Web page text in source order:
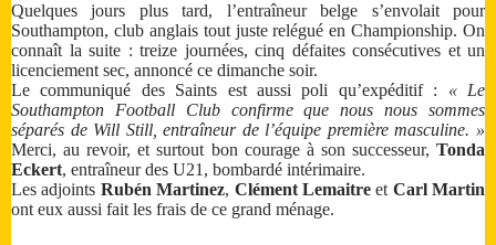
Quelques jours plus tard, l’entraîneur belge s’envolait pour
Southampton, club anglais tout juste relégué en Championship. On
connaît la suite : treize journées, cinq défaites consécutives et un
licenciement sec, annoncé ce dimanche soir.
Le communiqué des Saints est aussi poli qu’expéditif : « Le
Southampton Football Club confirme que nous nous sommes
séparés de Will Still, entraîneur de l’équipe première masculine. »
Merci, au revoir, et surtout bon courage à son successeur, Tonda
Eckert, entraîneur des U21, bombardé intérimaire.
Les adjoints Rubén Martinez, Clément Lemaitreet Carl Martin
ont eux aussi fait les frais de ce grand ménage.